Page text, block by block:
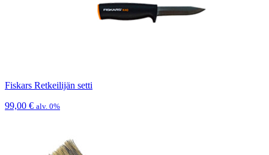
Fiskars Retkeilijän setti
99,00 € alv. 0%